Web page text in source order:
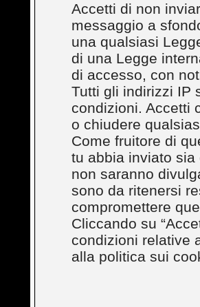
Accetti di non
messaggio a
una qualsiasi
di una Legge
di accesso, con
Tutti gli indirizzi IP
condizioni. Accetti
o chiudere
Come fruitore di
tu abbia inviato
non saranno
sono da ritenersi
compromettere
Cliccando su
condizioni relative
alla politica sui